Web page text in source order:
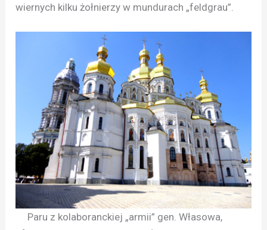
wiernych kilku żołnierzy w mundurach „feldgrau”.
Paru z kolaboranckiej „armii” gen. Własowa,